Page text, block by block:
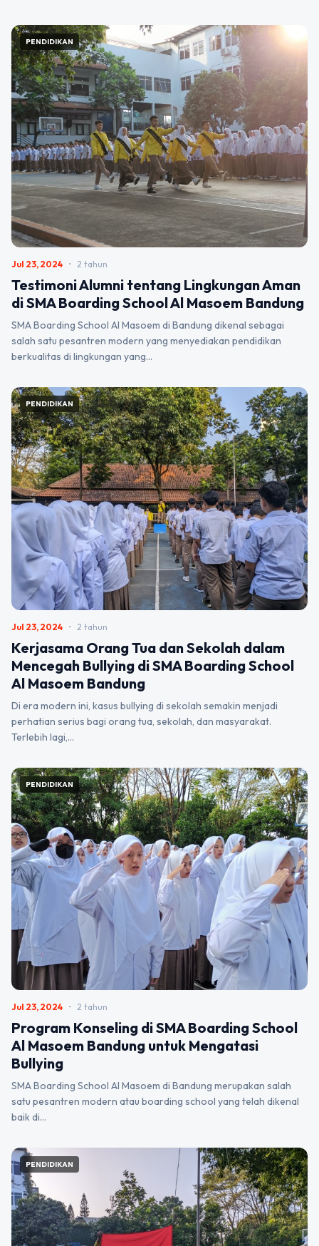
PENDIDIKAN
Jul 23, 2024 • 2 tahun
Testimoni Alumni tentang Lingkungan Aman
di SMA Boarding School Al Masoem Bandung
SMA Boarding School Al Masoem di Bandung dikenal sebagai
salah satu pesantren modern yang menyediakan pendidikan
berkualitas di lingkungan yang…
PENDIDIKAN
Jul 23, 2024 • 2 tahun
Kerjasama Orang Tua dan Sekolah dalam
Mencegah Bullying di SMA Boarding School
Al Masoem Bandung
Di era modern ini, kasus bullying di sekolah semakin menjadi
perhatian serius bagi orang tua, sekolah, dan masyarakat.
Terlebih lagi,…
PENDIDIKAN
Jul 23, 2024 • 2 tahun
Program Konseling di SMA Boarding School
Al Masoem Bandung untuk Mengatasi
Bullying
SMA Boarding School Al Masoem di Bandung merupakan salah
satu pesantren modern atau boarding school yang telah dikenal
baik di…
PENDIDIKAN